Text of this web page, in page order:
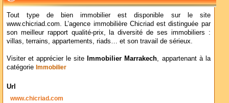
Tout type de bien immobilier est disponible sur le site
www.chicriad.com. L’agence immobilière Chicriad est distinguée par
son meilleur rapport qualité-prix, la diversité de ses immobiliers :
villas, terrains, appartements, riads… et son travail de sérieux.
Visiter et apprécier le site Immobilier Marrakech, appartenant à la
catégorie Immobilier
Url
www.chicriad.com